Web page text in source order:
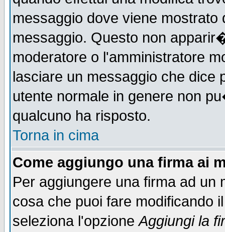
messaggio dove viene mostrato
messaggio. Questo non
moderatore o l'amministratore
lasciare un messaggio che
utente normale in genere non
qualcuno ha risposto.
Torna in cima
Come aggiungo una firma ai
Per aggiungere una firma ad un
cosa che puoi fare modificando
seleziona l'opzioneAggiungi la